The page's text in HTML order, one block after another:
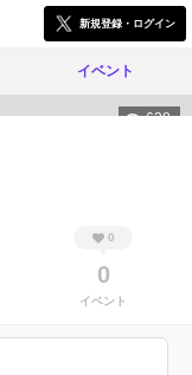
新規登録・ログイン
イベント
638
0
0
イベント